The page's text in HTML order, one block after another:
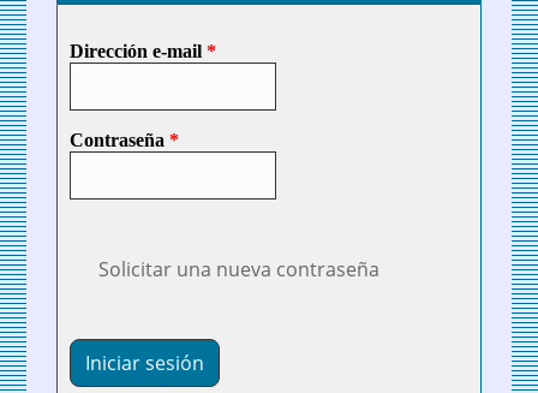
Dirección e-mail *
Contraseña *
Solicitar una nueva contraseña